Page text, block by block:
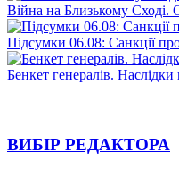
Війна на Близькому Сході.
Підсумки 06.08: Санкції
Бенкет генералів.
ВИБІР РЕДАКТОРА